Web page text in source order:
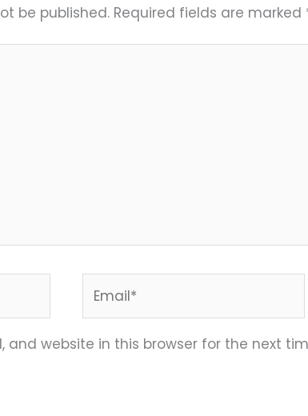
be published. Required fields are marked
and website in this browser for the next